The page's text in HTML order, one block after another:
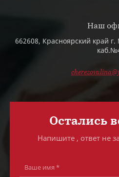
Остались
Напишите , ответ не
662608, Красноярский край г.
Наш